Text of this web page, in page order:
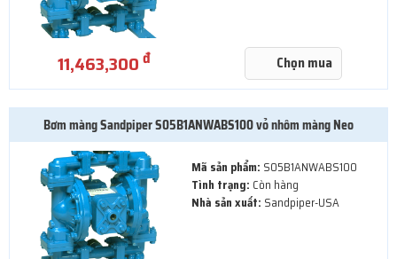
11,463,300đ Chọn mua
Bơm màng Sandpiper S05B1ANWABS100 vỏ nhôm màng Neo
Mã sản phẩm: S05B1ANWABS100
Tình trạng: Còn hàng
Nhà sản xuất: Sandpiper-USA